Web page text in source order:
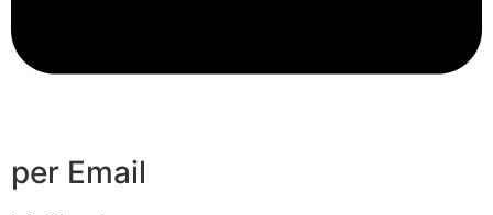
per Email